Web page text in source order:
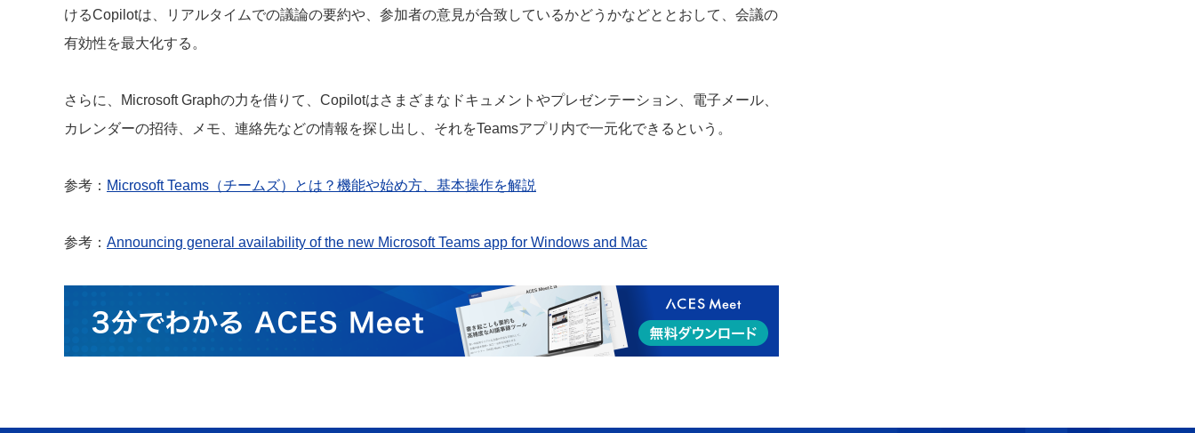
けるCopilotは、リアルタイムでの議論の要約や、参加者の意見が合致しているかどうかなどととおして、会議の
有効性を最大化する。
さらに、Microsoft Graphの力を借りて、Copilotはさまざまなドキュメントやプレゼンテーション、電子メール、
カレンダーの招待、メモ、連絡先などの情報を探し出し、それをTeamsアプリ内で一元化できるという。
参考： Microsoft Teams（チームズ）とは？機能や始め方、基本操作を解説
参考： Announcing general availability of the new Microsoft Teams app for Windows and Mac